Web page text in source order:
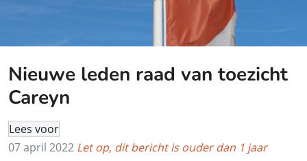
Nieuwe leden raad van toezicht
Careyn
Lees voor
07 april 2022 Let op, dit bericht is ouder dan 1 jaar